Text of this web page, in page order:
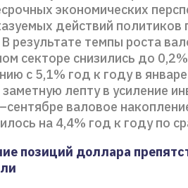
экономических
действий
результате темпы роста
секторе снизились до
с 5,1% год к году в
заметную лепту в усиление
валовое
на 4,4% год к году по
позиций доллара